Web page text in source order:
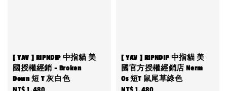
[ YAV ] RIPNDIP 中指貓 美
國授權經銷 - Broken
Down 短 T 灰白色
[ YAV ] RIPNDIP 中指貓 美
國官方授權經銷店 Nerm
Os 短T 鼠尾草綠色